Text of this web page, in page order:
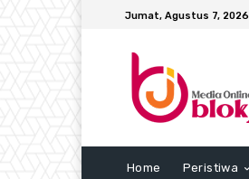
Jumat, Agustus 7, 2026
Home Peristiwa